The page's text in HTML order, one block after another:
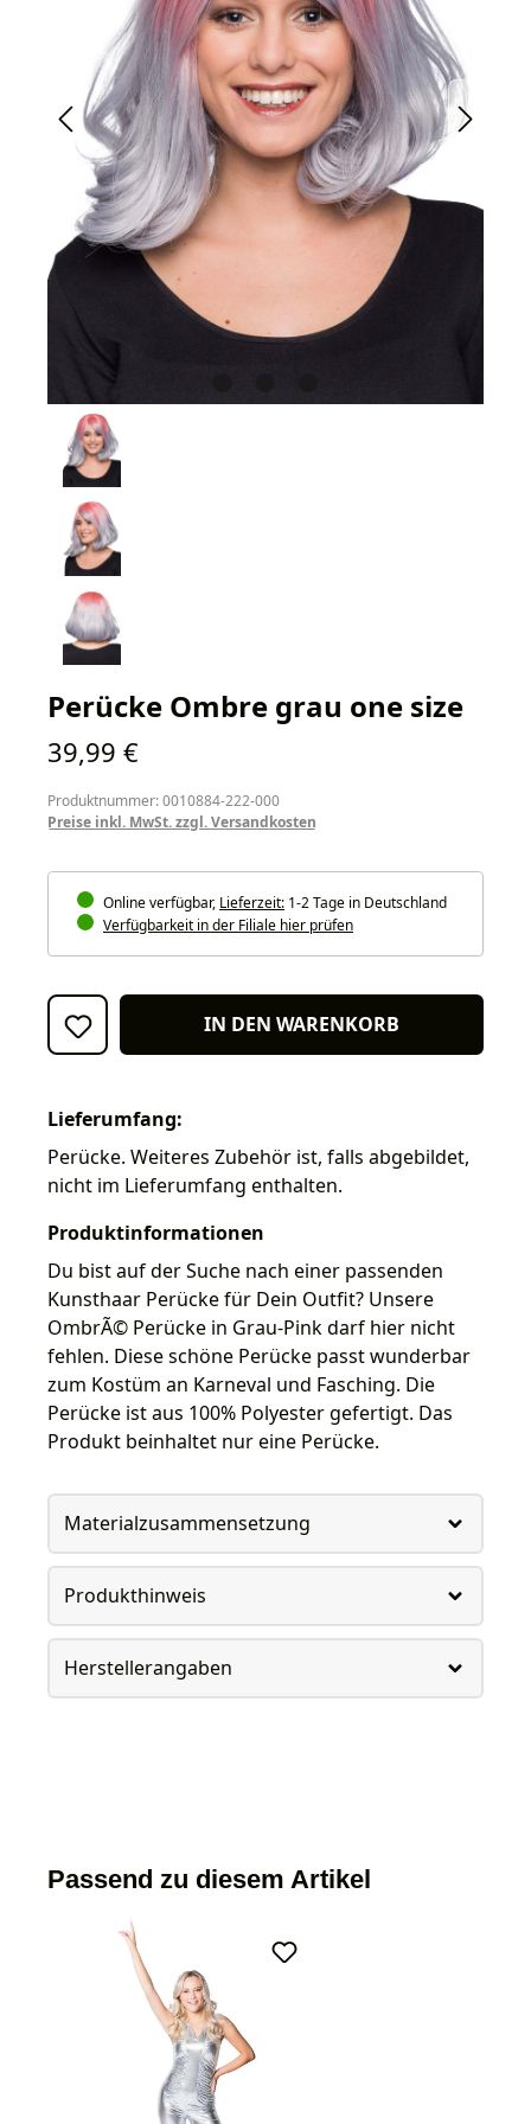
Perücke Ombre grau one size
Regulärer Preis:
39,99 €
Produktnummer: 0010884-222-000
Preise inkl. MwSt. zzgl. Versandkosten
Online verfügbar, Lieferzeit: 1-2 Tage in Deutschland
Verfügbarkeit in der Filiale hier prüfen
IN DEN WARENKORB
Lieferumfang:
Perücke. Weiteres Zubehör ist, falls abgebildet,
nicht im Lieferumfang enthalten.
Produktinformationen
Du bist auf der Suche nach einer passenden
Kunsthaar Perücke für Dein Outfit? Unsere
OmbrÃ© Perücke in Grau-Pink darf hier nicht
fehlen. Diese schöne Perücke passt wunderbar
zum Kostüm an Karneval und Fasching. Die
Perücke ist aus 100% Polyester gefertigt. Das
Produkt beinhaltet nur eine Perücke.
Materialzusammensetzung
Produkthinweis
Herstellerangaben
Passend zu diesem Artikel